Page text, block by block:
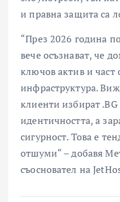
и правна защита са
“През 2026 година
вече осъзнават, че
ключов актив и част
инфраструктура.
клиенти избират
идентичността, а
сигурност. Това е
отшуми“ – добавя
съосновател на